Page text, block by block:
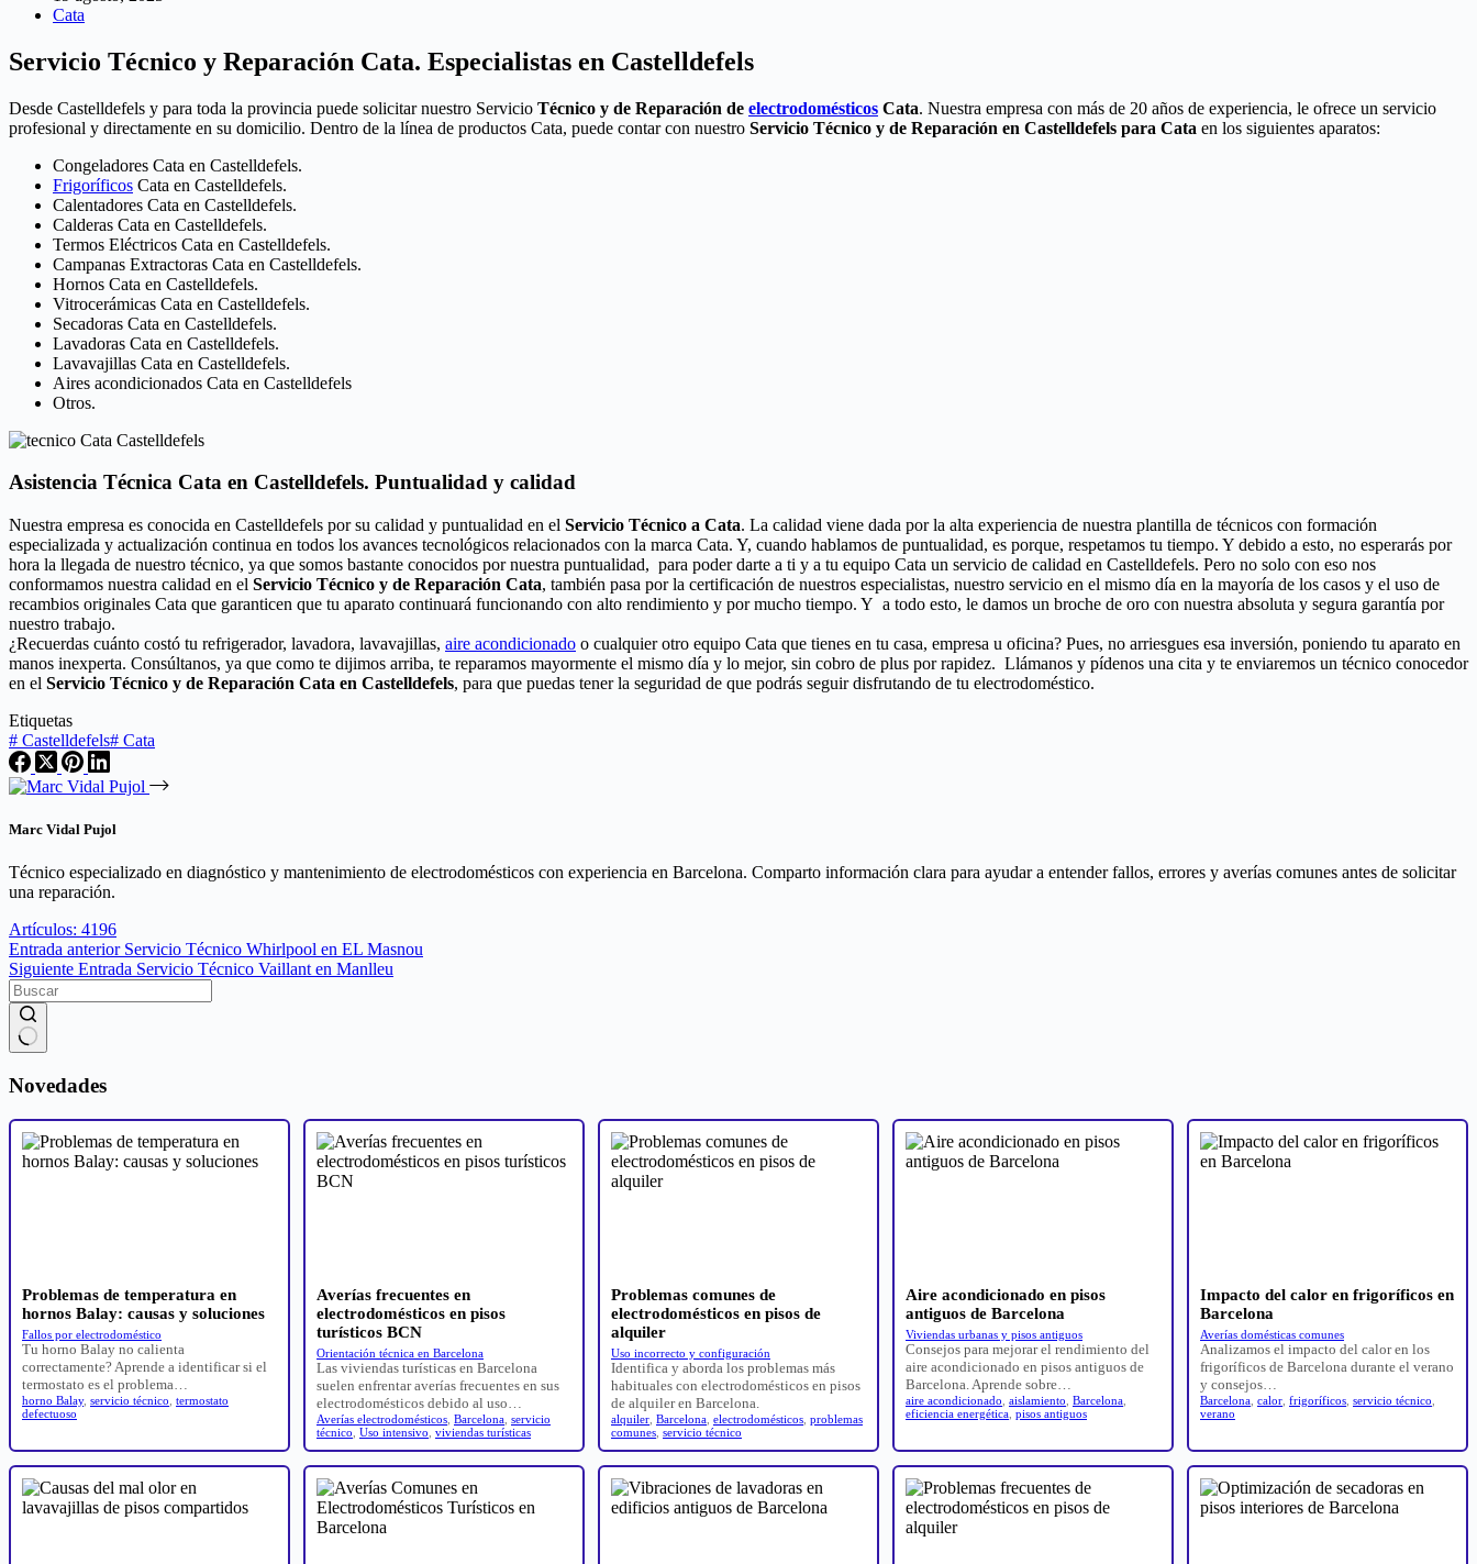
Cata
Servicio Técnico y Reparación Cata. Especialistas en Castelldefels
Desde Castelldefels y para toda la provincia puede solicitar nuestro Servicio Técnico y de Reparación de electrodomésticos Cata. Nuestra empresa con más de 20 años de experiencia, le ofrece un servicio
profesional y directamente en su domicilio. Dentro de la línea de productos Cata, puede contar con nuestro Servicio Técnico y de Reparación en Castelldefels para Cata en los siguientes aparatos:
Congeladores Cata en Castelldefels.
Frigoríficos Cata en Castelldefels.
Calentadores Cata en Castelldefels.
Calderas Cata en Castelldefels.
Termos Eléctricos Cata en Castelldefels.
Campanas Extractoras Cata en Castelldefels.
Hornos Cata en Castelldefels.
Vitrocerámicas Cata en Castelldefels.
Secadoras Cata en Castelldefels.
Lavadoras Cata en Castelldefels.
Lavavajillas Cata en Castelldefels.
Aires acondicionados Cata en Castelldefels
Otros.
Asistencia Técnica Cata en Castelldefels. Puntualidad y calidad
Nuestra empresa es conocida en Castelldefels por su calidad y puntualidad en el Servicio Técnico a Cata. La calidad viene dada por la alta experiencia de nuestra plantilla de técnicos con formación
especializada y actualización continua en todos los avances tecnológicos relacionados con la marca Cata. Y, cuando hablamos de puntualidad, es porque, respetamos tu tiempo. Y debido a esto, no esperarás por
hora la llegada de nuestro técnico, ya que somos bastante conocidos por nuestra puntualidad, para poder darte a ti y a tu equipo Cata un servicio de calidad en Castelldefels. Pero no solo con eso nos
conformamos nuestra calidad en el Servicio Técnico y de Reparación Cata, también pasa por la certificación de nuestros especialistas, nuestro servicio en el mismo día en la mayoría de los casos y el uso de
recambios originales Cata que garanticen que tu aparato continuará funcionando con alto rendimiento y por mucho tiempo. Y a todo esto, le damos un broche de oro con nuestra absoluta y segura garantía por
nuestro trabajo.
¿Recuerdas cuánto costó tu refrigerador, lavadora, lavavajillas, aire acondicionado o cualquier otro equipo Cata que tienes en tu casa, empresa u oficina? Pues, no arriesgues esa inversión, poniendo tu aparato en
manos inexperta. Consúltanos, ya que como te dijimos arriba, te reparamos mayormente el mismo día y lo mejor, sin cobro de plus por rapidez. Llámanos y pídenos una cita y te enviaremos un técnico conocedor
en el Servicio Técnico y de Reparación Cata en Castelldefels, para que puedas tener la seguridad de que podrás seguir disfrutando de tu electrodoméstico.
Etiquetas
# Castelldefels# Cata
Marc Vidal Pujol
Técnico especializado en diagnóstico y mantenimiento de electrodomésticos con experiencia en Barcelona. Comparto información clara para ayudar a entender fallos, errores y averías comunes antes de solicitar
una reparación.
Artículos: 4196
Entrada anterior Servicio Técnico Whirlpool en EL Masnou
Siguiente Entrada Servicio Técnico Vaillant en Manlleu
resultados
Novedades
Problemas de temperatura en
hornos Balay: causas y soluciones
Fallos por electrodoméstico
Tu horno Balay no calienta
correctamente? Aprende a identificar si el
termostato es el problema…
horno Balay, servicio técnico termostato
defectuoso
Averías frecuentes en
electrodomésticos en pisos
turísticos BCN
Orientación técnica en Barcelona
Las viviendas turísticas en Barcelona
suelen enfrentar averías frecuentes en sus
electrodomésticos debido al uso…
Averías electrodomésticos Barcelona servicio
técnico Uso intensivo viviendas turísticas
Problemas comunes de
electrodomésticos en pisos de
alquiler
Uso incorrecto y configuración
Identifica y aborda los problemas más
habituales con electrodomésticos en pisos
de alquiler en Barcelona.
alquiler Barcelona electrodomésticos problemas
comunes servicio técnico
Aire acondicionado en pisos
antiguos de Barcelona
Viviendas urbanas y pisos antiguos
Consejos para mejorar el rendimiento del
aire acondicionado en pisos antiguos de
Barcelona. Aprende sobre…
aire acondicionado aislamiento Barcelona
eficiencia energética pisos antiguos
Impacto del calor en frigoríficos en
Barcelona
Averías domésticas comunes
Analizamos el impacto del calor en los
frigoríficos de Barcelona durante el verano
y consejos…
Barcelona calor frigoríficos servicio técnico
verano